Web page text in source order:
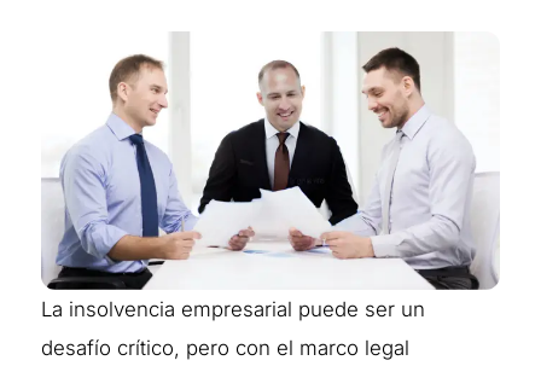
La insolvencia empresarial puede ser un
desafío crítico, pero con el marco legal